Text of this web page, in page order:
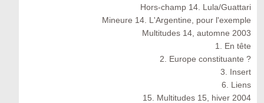
Hors-champ 14. Lula/Guattari
Mineure 14. L'Argentine, pour l'exemple
Multitudes 14, automne 2003
1. En tête
2. Europe constituante ?
3. Insert
6. Liens
15. Multitudes 15, hiver 2004